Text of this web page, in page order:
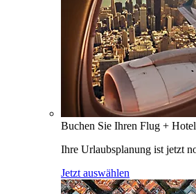
Buchen Sie Ihren Flug + Hotel
Ihre Urlaubsplanung ist jetzt
Jetzt auswählen